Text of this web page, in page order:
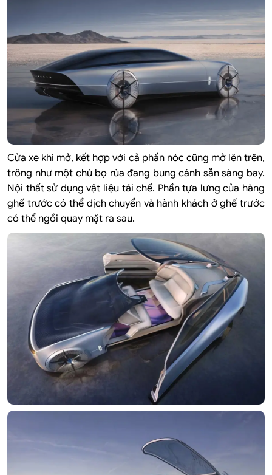
Cửa xe khi mở, kết hợp với cả phần nóc cũng mở lên trên,
trông như một chú bọ rùa đang bung cánh sẵn sàng bay.
Nội thất sử dụng vật liệu tái chế. Phần tựa lưng của hàng
ghế trước có thể dịch chuyển và hành khách ở ghế trước
có thể ngồi quay mặt ra sau.